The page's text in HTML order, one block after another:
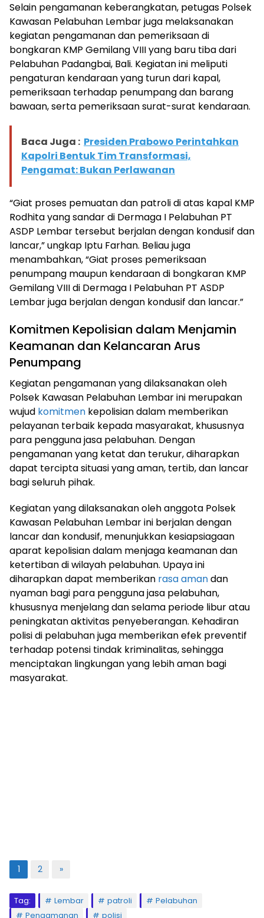
Selain pengamanan keberangkatan, petugas Polsek
Kawasan Pelabuhan Lembar juga melaksanakan
kegiatan pengamanan dan pemeriksaan di
bongkaran KMP Gemilang VIII yang baru tiba dari
Pelabuhan Padangbai, Bali. Kegiatan ini meliputi
pengaturan kendaraan yang turun dari kapal,
pemeriksaan terhadap penumpang dan barang
bawaan, serta pemeriksaan surat-surat kendaraan.
Baca Juga : Presiden Prabowo Perintahkan
Kapolri Bentuk Tim Transformasi,
Pengamat: Bukan Perlawanan
“Giat proses pemuatan dan patroli di atas kapal KMP
Rodhita yang sandar di Dermaga I Pelabuhan PT
ASDP Lembar tersebut berjalan dengan kondusif dan
lancar,” ungkap Iptu Farhan. Beliau juga
menambahkan, “Giat proses pemeriksaan
penumpang maupun kendaraan di bongkaran KMP
Gemilang VIII di Dermaga I Pelabuhan PT ASDP
Lembar juga berjalan dengan kondusif dan lancar.”
Komitmen Kepolisian dalam Menjamin
Keamanan dan Kelancaran Arus
Penumpang
Kegiatan pengamanan yang dilaksanakan oleh
Polsek Kawasan Pelabuhan Lembar ini merupakan
wujud komitmen kepolisian dalam memberikan
pelayanan terbaik kepada masyarakat, khususnya
para pengguna jasa pelabuhan. Dengan
pengamanan yang ketat dan terukur, diharapkan
dapat tercipta situasi yang aman, tertib, dan lancar
bagi seluruh pihak.
Kegiatan yang dilaksanakan oleh anggota Polsek
Kawasan Pelabuhan Lembar ini berjalan dengan
lancar dan kondusif, menunjukkan kesiapsiagaan
aparat kepolisian dalam menjaga keamanan dan
ketertiban di wilayah pelabuhan. Upaya ini
diharapkan dapat memberikan rasa amandan
nyaman bagi para pengguna jasa pelabuhan,
khususnya menjelang dan selama periode libur atau
peningkatan aktivitas penyeberangan. Kehadiran
polisi di pelabuhan juga memberikan efek preventif
terhadap potensi tindak kriminalitas, sehingga
menciptakan lingkungan yang lebih aman bagi
masyarakat.
1 2 »
Tag: Lembar patroli
Pelabuhan
Pengamanan
polisi